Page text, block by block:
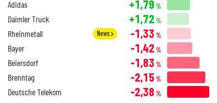
Adidas +1,79 %
Daimler Truck +1,72 %
Rheinmetall News -1,33 %
Bayer -1,42 %
Beiersdorf -1,83 %
Brenntag -2,15 %
Deutsche Telekom -2,38 %